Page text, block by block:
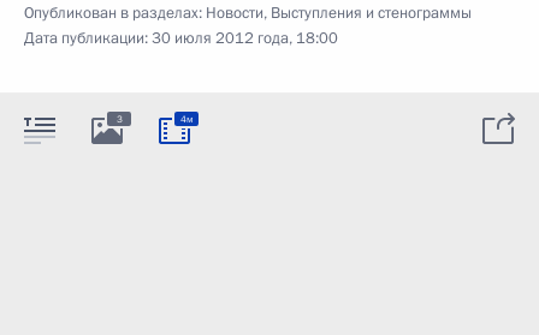
Опубликован в разделах: Новости, Выступления и стенограммы
Дата публикации:30 июля 2012 года, 18:00
3 4м